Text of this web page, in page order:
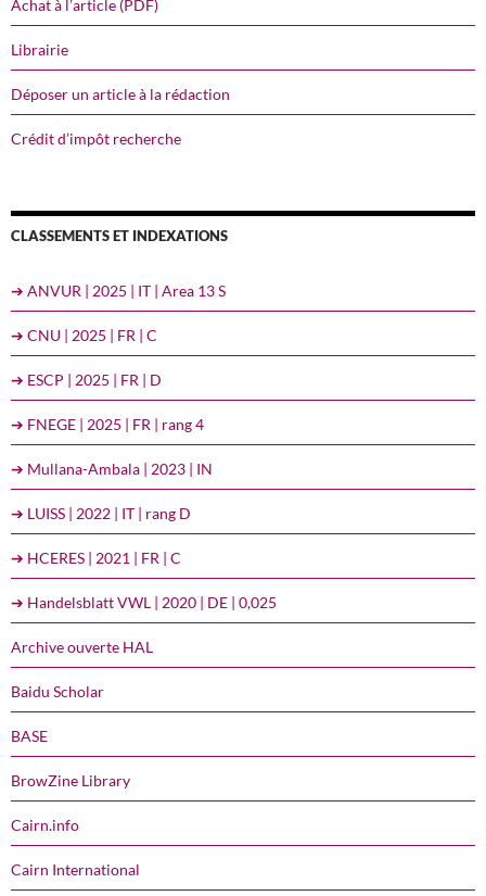
Achat à l’article (PDF)
Librairie
Déposer un article à la rédaction
Crédit d’impôt recherche
CLASSEMENTS ET INDEXATIONS
➔ ANVUR | 2025 | IT | Area 13 S
➔ CNU | 2025 | FR | C
➔ ESCP | 2025 | FR | D
➔ FNEGE | 2025 | FR | rang 4
➔ Mullana-Ambala | 2023 | IN
➔ LUISS | 2022 | IT | rang D
➔ HCERES | 2021 | FR | C
➔ Handelsblatt VWL | 2020 | DE | 0,025
Archive ouverte HAL
Baidu Scholar
BASE
BrowZine Library
Cairn.info
Cairn International